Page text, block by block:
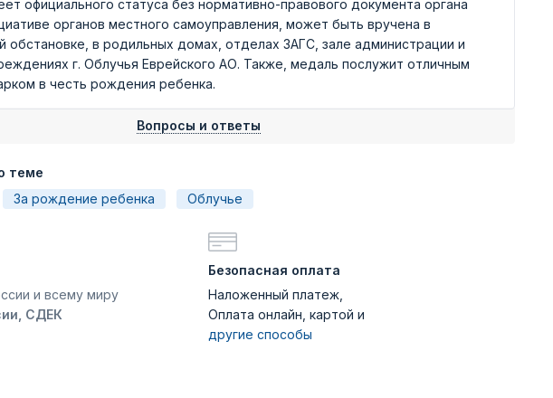
официального статуса без нормативно-правового документа органа
органов местного самоуправления, может быть вручена в
обстановке, в родильных домах, отделах ЗАГС, зале администрации и
г. Облучья Еврейского АО. Также, медаль послужит отличным
в честь рождения ребенка.
Вопросы и ответы
теме
За рождение ребенка Облучье
и всему миру
СДЕК
Безопасная оплата
Наложенный платеж,
Оплата онлайн, картой и
другие способы